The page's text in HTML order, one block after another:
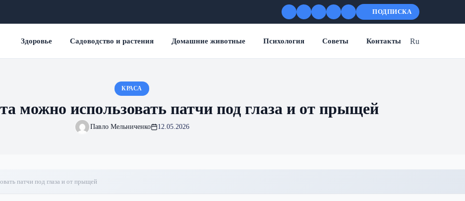
ПОДПИСКА
Здоровье Садоводство и растения Домашние животные Психология Советы Контакты Ru
КРАСА
можно использовать патчи под глаза и от прыщей
Павло Мельниченко 12.05.2026
патчи под глаза и от прыщей